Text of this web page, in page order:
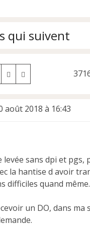
qui suivent
RechercherRecherche avancée
août 2018 à 16:43
sans dpi et pgs,
la hantise d avoir
difficiles quand même.
un DO, dans